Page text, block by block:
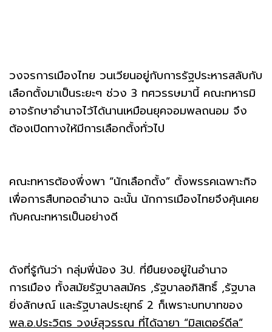
วงจรการเมืองไทย วนเวียนอยู่กับการรัฐประหารสลับกับ
เลือกตั้งมาเป็นระยะๆ ช่วง 3 ทศวรรษมานี้ คณะทหารมิ
อาจรักษาอำนาจไว้ได้นานเหมือนยุคจอมพลถนอม จึง
ต้องเปิดทางให้มีการเลือกตั้งทั่วไป
คณะทหารต้องพึ่งพา “นักเลือกตั้ง” ตั้งพรรคเฉพาะกิจ
เพื่อการสืบทอดอำนาจ ฉะนั้น นักการเมืองไทยจึงคุ้นเคย
กับคณะทหารเป็นอย่างดี
ดังที่รู้กันว่า กลุ่มพี่น้อง 3ป. ที่ยืนยงอยู่ในอำนาจ
การเมือง ทั้งสมัยรัฐบาลสมัคร ,รัฐบาลอภิสิทธิ์ ,รัฐบาล
ยิ่งลักษณ์ และรัฐบาลประยุทธ์ 2 ก็เพราะบทบาทของ
พล.อ.ประวิตร วงษ์สุวรรณ ที่ได้ฉายา “มิสเตอร์ดีล”